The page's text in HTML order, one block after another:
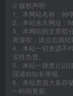
© 版权声明
1、本网站名称：99
2、本站永久网址：
3、本网站的文章部
有侵权，请点击跳转
4、本站一切资源不
实性负责。
5、本站一律禁止以
现请向站长举报。
6、本站资源大多存
一时间更新。